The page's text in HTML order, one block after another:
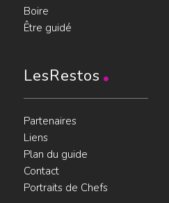
Boire
Être guidé
LesRestos
Partenaires
Liens
Plan du guide
Contact
Portraits de Chefs